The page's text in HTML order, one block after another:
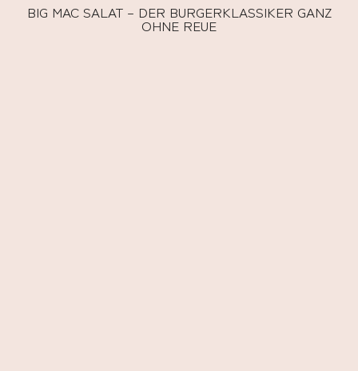
BIG MAC SALAT – DER BURGERKLASSIKER GANZ
OHNE REUE